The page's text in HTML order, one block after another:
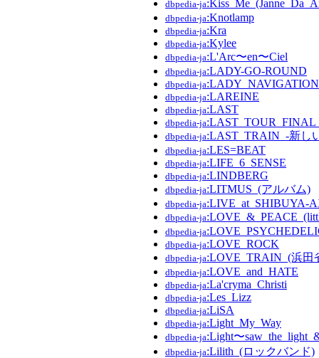
dbpedia-ja
dbpedia-ja:Knotlamp
dbpedia-ja:Kra
dbpedia-ja:Kylee
dbpedia-ja:L'Arc〜en〜Ciel
dbpedia-ja:LADY-GO-ROUND
dbpedia-ja:LADY_NAVIGATION
dbpedia-ja:LAREINE
dbpedia-ja:LAST
dbpedia-ja
dbpedia-ja:LAST_TRAIN_-新し
dbpedia-ja:LES=BEAT
dbpedia-ja:LIFE_6_SENSE
dbpedia-ja:LINDBERG
dbpedia-ja:LITMUS_(アルバム)
dbpedia-ja:LIVE_at_SHIBUYA-
dbpedia-ja
dbpedia-ja
dbpedia-ja:LOVE_ROCK
dbpedia-ja:LOVE_TRAIN_(浜田
dbpedia-ja:LOVE_and_HATE
dbpedia-ja:La'cryma_Christi
dbpedia-ja:Les_Lizz
dbpedia-ja:LiSA
dbpedia-ja:Light_My_Way
dbpedia-ja:Light〜
dbpedia-ja:Lilith_(ロックバンド)